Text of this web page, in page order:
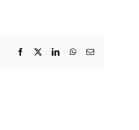
Facebook LinkedInWhatsApp
Email